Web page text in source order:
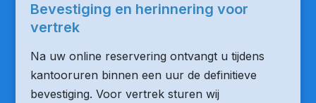
Bevestiging en herinnering voor
vertrek
Na uw online reservering ontvangt u tijdens
kantooruren binnen een uur de definitieve
bevestiging. Voor vertrek sturen wij